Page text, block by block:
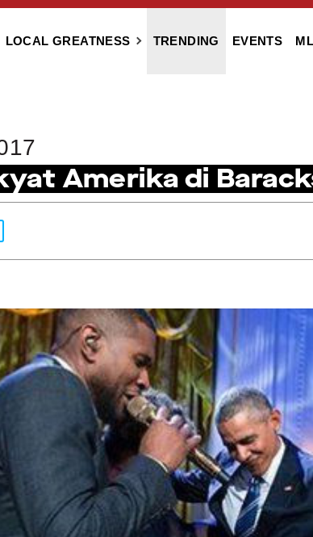
LOCAL GREATNESS TRENDING EVENTS
Amerika di